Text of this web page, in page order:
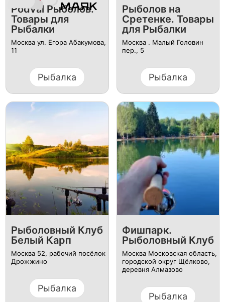
Podval Рыболов.
Товары для
Рыбалки
Москва ул. Егора Абакумова,
11
Рыбалка
Рыболов на
Сретенке. Товары
для Рыбалки
Москва . Малый Головин
пер., 5
Рыбалка
Рыболовный Клуб
Белый Карп
Москва 52, рабочий посёлок
Дрожжино
Рыбалка
Фишпарк.
Рыболовный Клуб
Москва Московская область,
городской округ Щёлково,
деревня Алмазово
Рыбалка